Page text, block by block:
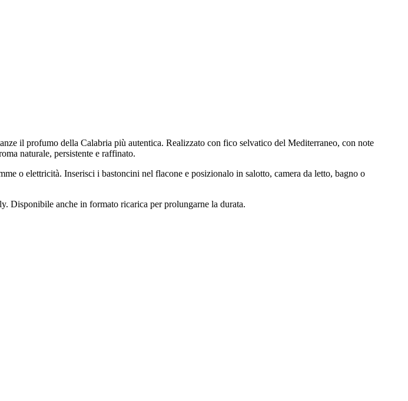
il profumo della Calabria più autentica. Realizzato con fico selvatico del Mediterraneo, con note
naturale, persistente e raffinato.
o elettricità. Inserisci i bastoncini nel flacone e posizionalo in salotto, camera da letto, bagno o
Disponibile anche in formato ricarica per prolungarne la durata.